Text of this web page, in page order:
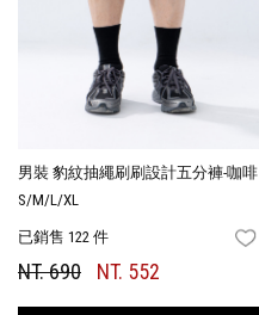
男裝 豹紋抽繩刷刷設計五分褲-咖啡
S/M/L/XL
已銷售 122 件
NT. 690 NT. 552